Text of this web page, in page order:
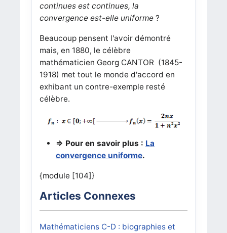
continues est continues, la
convergence est-elle uniforme?
Beaucoup pensent l'avoir démontré
mais, en 1880, le célèbre
mathématicien Georg CANTOR (1845-
1918) met tout le monde d'accord en
exhibant un contre-exemple resté
célèbre.
=> Pour en savoir plus : La
convergence uniforme.
{module [104]}
Articles Connexes
Mathématiciens C-D : biographies et